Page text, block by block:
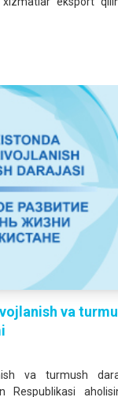
va
va turmush
Respublikasi